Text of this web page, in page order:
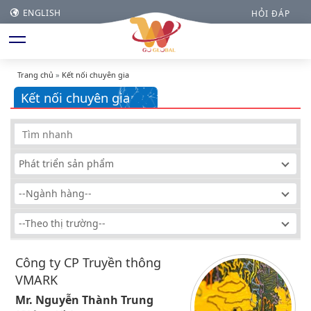
ENGLISH HỎI ĐÁP
Trang chủ » Kết nối chuyên gia
Kết nối chuyên gia
Phát triển sản phẩm
--Ngành hàng--
--Theo thị trường--
Công ty CP Truyền thông
VMARK
Mr. Nguyễn Thành Trung